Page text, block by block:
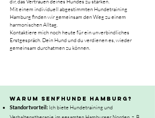
dir, das Vertrauen deines Hundes zu stärken.
Mit einem individuell abgestimmten Hundetraining
Hamburg finden wir gemeinsam den Weg zu einem
harmonischen Alltag.
Kontaktiere mich noch heute für ein unverbindliches
Erstgespräch. Dein Hund und du verdienen es, wieder
gemeinsam durchatmen zu können.
Warum SENFHUNDE Hamburg?
Standortvorteil: Ich biete Hundetraining und